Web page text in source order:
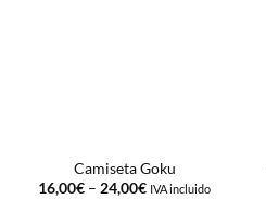
Camiseta Goku
16,00€ – 24,00€ IVA incluido